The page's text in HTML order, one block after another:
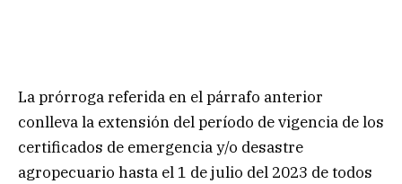
La prórroga referida en el párrafo anterior
conlleva la extensión del período de vigencia de los
certificados de emergencia y/o desastre
agropecuario hasta el 1 de julio del 2023 de todos